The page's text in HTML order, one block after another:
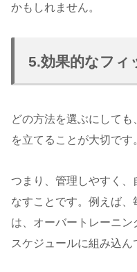
かもしれません。
5.効果的なフィ
どの方法を選ぶにして
を立てることが大切です
つまり、管理しやすく、
なすことです。例えば
は、オーバートレーニ
スケジュールに組み込ん